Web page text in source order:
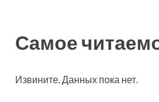
Самое
Извините. Данных пока нет.